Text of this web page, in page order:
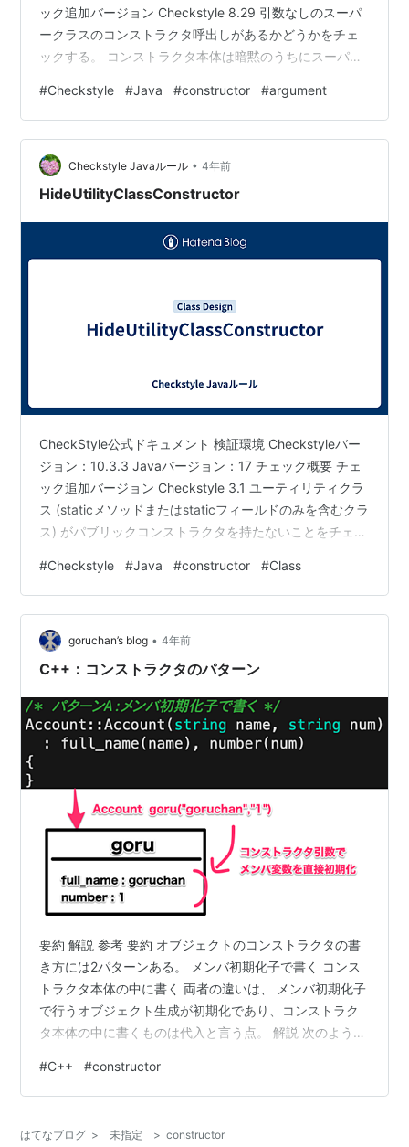
ック追加バージョン Checkstyle 8.29 引数なしのスーパ
ークラスのコンストラクタ呼出しがあるかどうかをチェ
ックする。 コンストラクタ本体は暗黙のうちにスーパー
の明示的な呼出しは不要。 設定＋チェック実行結果 設定
ファイル記述方法 <module name="Checker"> <module
name="TreeWalker"> <module
name="AvoidNoArgument…
#Checkstyle #Java #constructor #argument
Checkstyle Javaルール • 4年前
HideUtilityClassConstructor
CheckStyle公式ドキュメント 検証環境 Checkstyleバー
ジョン：10.3.3 Javaバージョン：17 チェック概要 チェ
ック追加バージョン Checkstyle 3.1 ユーティリティクラ
ス (staticメソッドまたはstaticフィールドのみを含むクラ
ス) がパブリックコンストラクタを持たないことをチェッ
要がないため、コンストラクタはprivateか
protected（サブクラス化を許可する場合）のいずれかに
する必要がある。 設定＋チェック実行結果 設定ファイル
記述方法 <module name="Checker"> <…
#Checkstyle #Java #constructor #Class
goruchan’s blog • 4年前
C++：コンストラクタのパターン
要約 解説 参考 要約 オブジェクトのコンストラクタの書
き方には2パターンある。 メンバ初期化子で書く コンス
トラクタ本体の中に書く 両者の違いは、 メンバ初期化子
で行うオブジェクト生成が初期化であり、コンストラク
タ本体の中に書くものは代入と言う点。 解説 次のような
private: std::string full_name; std::string number;
public: Account(std::string name, std::string num); }; こ
#C++ #constructor
はてなブログ > 未指定 > constructor